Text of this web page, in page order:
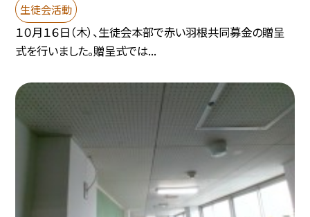
生徒会活動
１０月１６日（木）、生徒会本部で赤い羽根共同募金の贈呈
式を行いました。贈呈式では...